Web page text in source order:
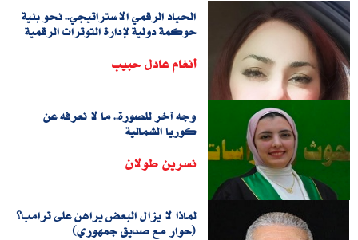
الحياد الرقمي الاستراتيجي.. نحو بنية
حوكمة دولية لإدارة التوترات الرقمية
أنغام عادل حبيب
وجه آخر للصورة.. ما لا نعرفه عن
كوريا الشمالية
نسرين طولان
لماذا لا يزال البعض يراهن على ترامب؟
(حوار مع صديق جمهوري)